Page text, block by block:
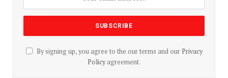
By signing up, you agree to the our terms and our Privacy
Policyagreement.